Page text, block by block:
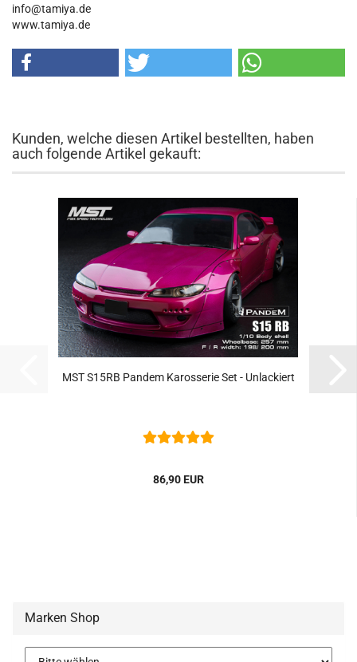
info@tamiya.de
www.tamiya.de
Kunden, welche diesen Artikel bestellten, haben
auch folgende Artikel gekauft:
MST S15RB Pandem Karosserie Set - Unlackiert
86,90 EUR
Marken Shop